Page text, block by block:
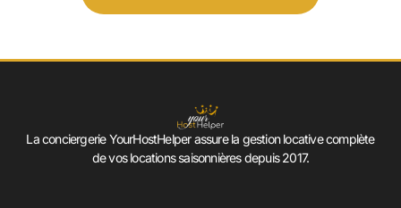
La conciergerie YourHostHelper assure la gestion locative complète
de vos locations saisonnières depuis 2017.